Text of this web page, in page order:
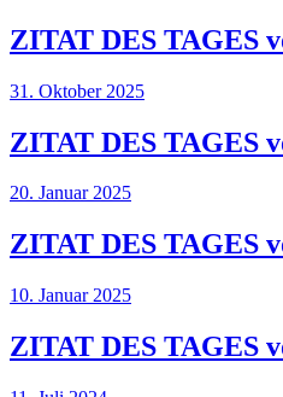
ZITAT DES TAGES
31. Oktober 2025
ZITAT DES TAGES
20. Januar 2025
ZITAT DES TAGES
10. Januar 2025
ZITAT DES TAGES